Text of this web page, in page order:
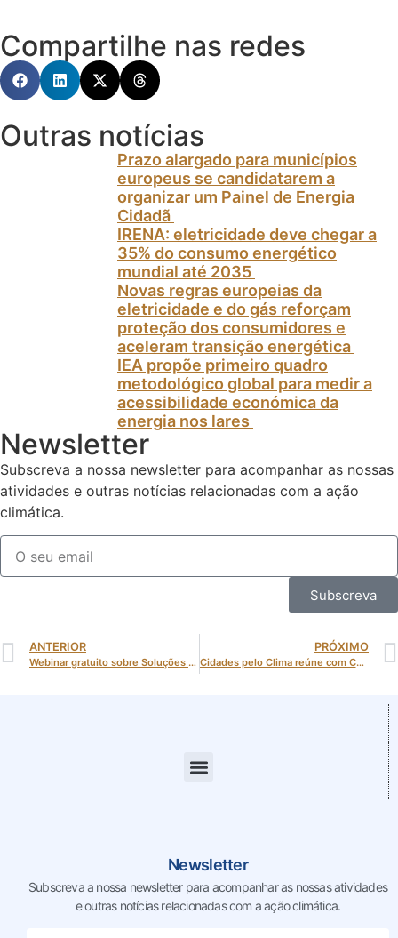
Compartilhe nas redes
Outras notícias
Prazo alargado para municípios
europeus se candidatarem a
organizar um Painel de Energia
Cidadã
IRENA: eletricidade deve chegar a
35% do consumo energético
mundial até 2035
Novas regras europeias da
eletricidade e do gás reforçam
proteção dos consumidores e
aceleram transição energética
IEA propõe primeiro quadro
metodológico global para medir a
acessibilidade económica da
energia nos lares
Newsletter
Subscreva a nossa newsletter para acompanhar as nossas
atividades e outras notícias relacionadas com a ação
climática.
Subscreva
ANTERIOR
Webinar gratuito sobre Soluções Baseadas na Natureza (SbN) dia 27 de janeiro – inscrições abertas
PRÓXIMO
Cidades pelo Clima reúne com Comissão Europeia em Guimarães para reforçar liderança das cidades na neutralidade climática
Newsletter
Subscreva a nossa newsletter para acompanhar as nossasatividades
e outras notícias relacionadas com a ação climática.